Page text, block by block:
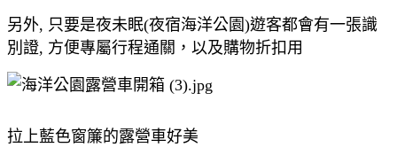
另外, 只要是夜未眠(夜宿海洋公園)遊客都會有一張識
別證, 方便專屬行程通關，以及購物折扣用
拉上藍色窗簾的露營車好美